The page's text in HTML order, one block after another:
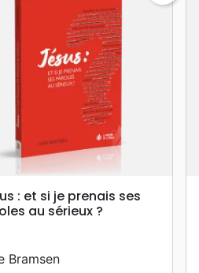
search APERÇU RAPIDE
: et si je prenais ses
au sérieux ?
Bramsen